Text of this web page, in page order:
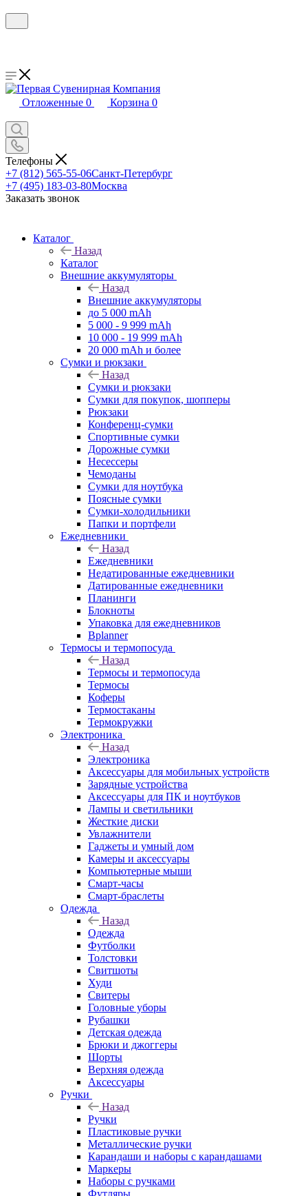
Отложенные 0 Корзина 0
Телефоны
+7 (812) 565-55-06Санкт-Петербург
+7 (495) 183-03-80Москва
Заказать звонок
Каталог
Назад
Каталог
Внешние аккумуляторы
Назад
Внешние аккумуляторы
до 5 000 mAh
5 000 - 9 999 mAh
10 000 - 19 999 mAh
20 000 mAh и более
Сумки и рюкзаки
Назад
Сумки и рюкзаки
Сумки для покупок, шопперы
Рюкзаки
Конференц-сумки
Спортивные сумки
Дорожные сумки
Несессеры
Чемоданы
Сумки для ноутбука
Поясные сумки
Сумки-холодильники
Папки и портфели
Ежедневники
Назад
Ежедневники
Недатированные ежедневники
Датированные ежедневники
Планинги
Блокноты
Упаковка для ежедневников
Bplanner
Термосы и термопосуда
Назад
Термосы и термопосуда
Термосы
Коферы
Термостаканы
Термокружки
Электроника
Назад
Электроника
Аксессуары для мобильных устройств
Зарядные устройства
Аксессуары для ПК и ноутбуков
Лампы и светильники
Жесткие диски
Увлажнители
Гаджеты и умный дом
Камеры и аксессуары
Компьютерные мыши
Смарт-часы
Смарт-браслеты
Одежда
Назад
Одежда
Футболки
Толстовки
Свитшоты
Худи
Свитеры
Головные уборы
Рубашки
Детская одежда
Брюки и джоггеры
Шорты
Верхняя одежда
Аксессуары
Ручки
Назад
Ручки
Пластиковые ручки
Металлические ручки
Карандаши и наборы с карандашами
Маркеры
Наборы с ручками
Футляры